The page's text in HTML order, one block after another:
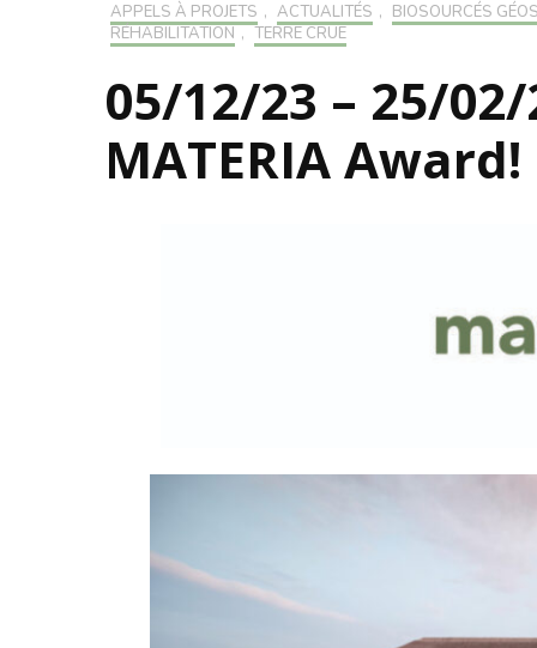
APPELS À PROJETS , ACTUALITÉS , BIOSOURCÉS
RÉHABILITATION , TERRE CRUE
05/12/23 – 25/
MATERIA Award!